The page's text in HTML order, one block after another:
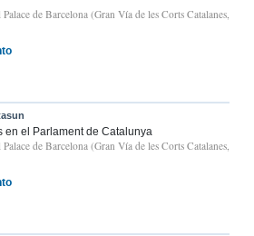
de Barcelona (Gran Vía de les Corts Catalanes,
en el Parlament de Catalunya
de Barcelona (Gran Vía de les Corts Catalanes,